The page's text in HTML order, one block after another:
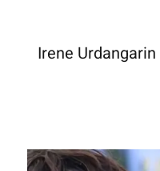
Irene